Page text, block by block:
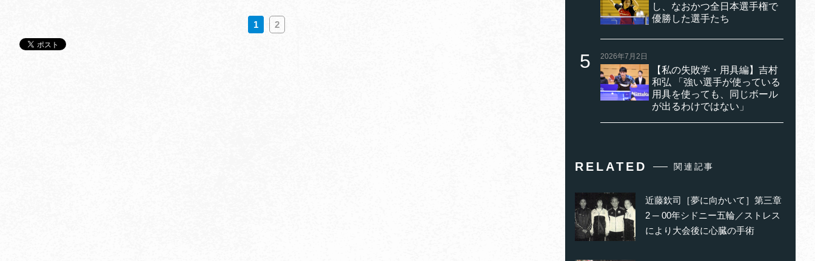
1 2
し、なおかつ全日本選手権で
優勝した選手たち
2026年7月2日
【私の失敗学・用具編】吉村
和弘 「強い選手が使っている
用具を使っても、同じボール
が出るわけではない」
RELATED 関連記事
近藤欽司［夢に向かいて］第三章
2 ─ 00年シドニー五輪／ストレス
により大会後に心臓の手術